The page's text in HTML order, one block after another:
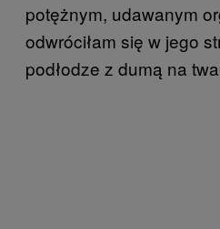
potężnym, udawanym
odwróciłam się w jego
podłodze z dumą na